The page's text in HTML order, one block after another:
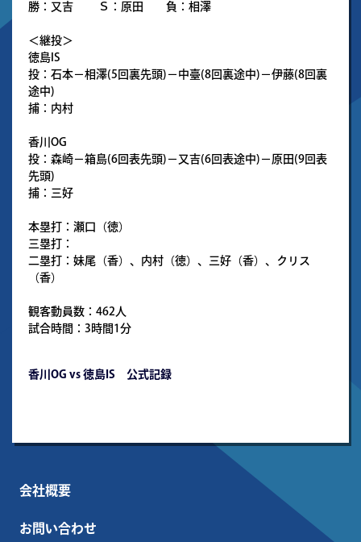
勝：又吉 Ｓ：原田 負：相澤
＜継投＞
徳島IS
投：石本－相澤(5回裏先頭)－中臺(8回裏途中)－伊藤(8回裏
途中)
捕：内村
香川OG
投：森崎－箱島(6回表先頭)－又吉(6回表途中)－原田(9回表
先頭)
捕：三好
本塁打：瀬口（徳）
三塁打：
二塁打：妹尾（香）、内村（徳）、三好（香）、クリス
（香）
観客動員数：462人
試合時間：3時間1分
香川OG vs 徳島IS 公式記録
会社概要
お問い合わせ